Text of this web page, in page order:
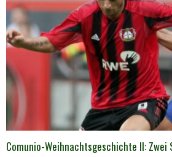
Comunio-Weihnachtsgeschichte II: Zwei